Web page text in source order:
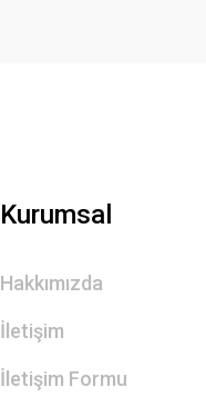
Kurumsal
Hakkımızda
İletişim
İletişim Formu